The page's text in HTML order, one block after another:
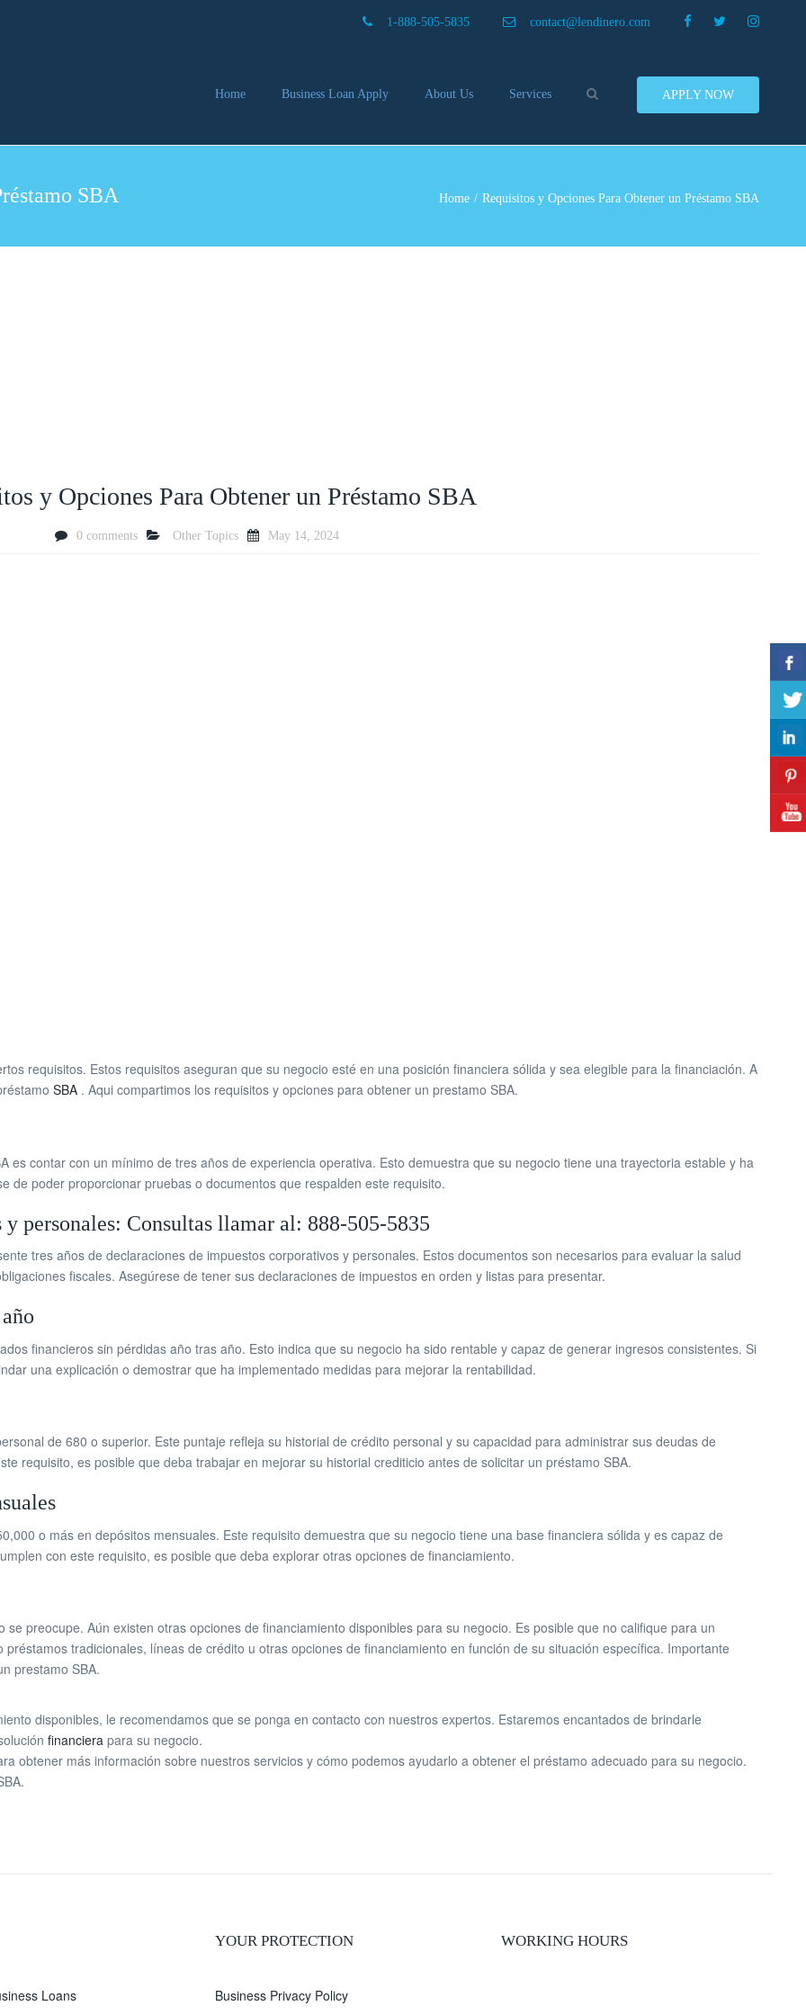
1-888-505-5835 contact@lendinero.com
Home Business Loan Apply About Us Services
Inventory Financing
Equipment Financing
APPLY NOW
SBA Home Requisitos y Opciones Para Obtener un Préstamo SBA
y Opciones Para Obtener un Préstamo SBA
0 comments Other Topics May 14, 2024
requisitos. Estos requisitos aseguran que su negocio esté en una posición financiera sólida y sea elegible para la financiación. A
SBA . Aqui compartimos los requisitos y opciones para obtener un prestamo SBA.
es contar con un mínimo de tres años de experiencia operativa. Esto demuestra que su negocio tiene una trayectoria estable y ha
de poder proporcionar pruebas o documentos que respalden este requisito.
personales: Consultas llamar al: 888-505-5835
tres años de declaraciones de impuestos corporativos y personales. Estos documentos son necesarios para evaluar la salud
fiscales. Asegúrese de tener sus declaraciones de impuestos en orden y listas para presentar.
financieros sin pérdidas año tras año. Esto indica que su negocio ha sido rentable y capaz de generar ingresos consistentes. Si
una explicación o demostrar que ha implementado medidas para mejorar la rentabilidad.
de 680 o superior. Este puntaje refleja su historial de crédito personal y su capacidad para administrar sus deudas de
requisito, es posible que deba trabajar en mejorar su historial crediticio antes de solicitar un préstamo SBA.
o más en depósitos mensuales. Este requisito demuestra que su negocio tiene una base financiera sólida y es capaz de
con este requisito, es posible que deba explorar otras opciones de financiamiento.
preocupe. Aún existen otras opciones de financiamiento disponibles para su negocio. Es posible que no califique para un
tradicionales, líneas de crédito u otras opciones de financiamiento en función de su situación específica. Importante
prestamo SBA.
disponibles, le recomendamos que se ponga en contacto con nuestros expertos. Estaremos encantados de brindarle
financiera para su negocio.
obtener más información sobre nuestros servicios y cómo podemos ayudarlo a obtener el préstamo adecuado para su negocio.
Loans
YOUR PROTECTION
Business Privacy Policy
WORKING HOURS